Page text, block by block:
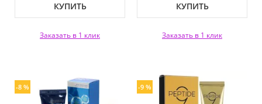
КУПИТЬ
Заказать в 1 клик
КУПИТЬ
Заказать в 1 клик
-8 % -9 %